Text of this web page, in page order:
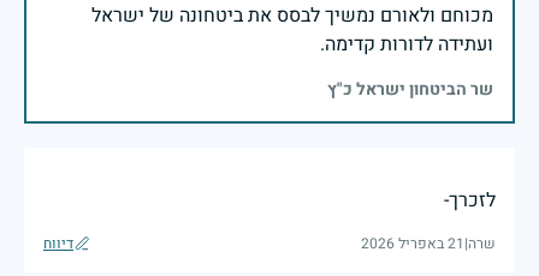
מכוחם ולאורם נמשיך לבסס את ביטחונה של ישראל
ועתידה לדורות קדימה.
שר הביטחון ישראל כ"ץ
לזכרך-
שרה|21 באפריל 2026 דיווח